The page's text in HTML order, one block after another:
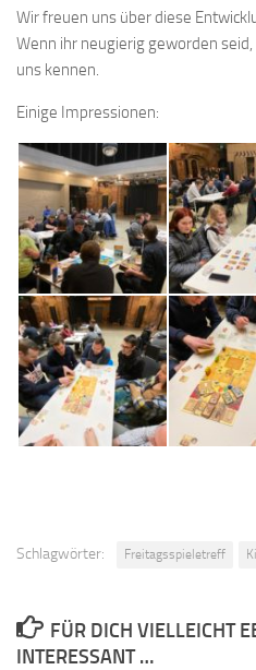
Wir freuen uns über diese
Wenn ihr neugierig geworden
uns kennen.
Einige Impressionen:
Schlagwörter: Freitagsspieletreff
FÜR DICH VIELLEICHT
INTERESSANT …